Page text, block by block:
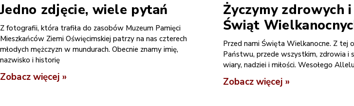
Jedno zdjęcie, wiele pytań
Z fotografii, która trafiła do zasobów Muzeum Pamięci
Mieszkańców Ziemi Oświęcimskiej patrzy na nas czterech
młodych mężczyzn w mundurach. Obecnie znamy imię,
nazwisko i historię
Zobacz więcej »
Życzymy zdrowych
Świąt
Przed nami Święta Wielkanocne. Z tej
Państwu, przede wszystkim, zdrowia i
wiary, nadziei i miłości. Wesołego
Zobacz więcej »